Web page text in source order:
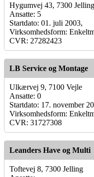
Hygumvej 43, 7300 Jelling
Ansatte: 5
Startdato: 01. juli 2003,
Virksomhedsform:
CVR: 27282423
LB Service og Montage
Ulkærvej 9, 7100 Vejle
Ansatte: 0
Startdato: 17. november
Virksomhedsform:
CVR: 31727308
Leanders Have og Multi
Toftevej 8, 7300 Jelling